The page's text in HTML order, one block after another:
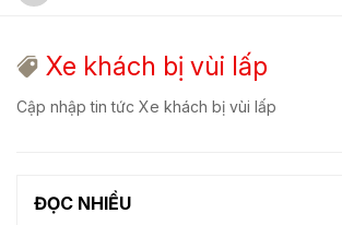
Xe khách bị vùi lấp
Cập nhập tin tức Xe khách bị vùi lấp
ĐỌC NHIỀU